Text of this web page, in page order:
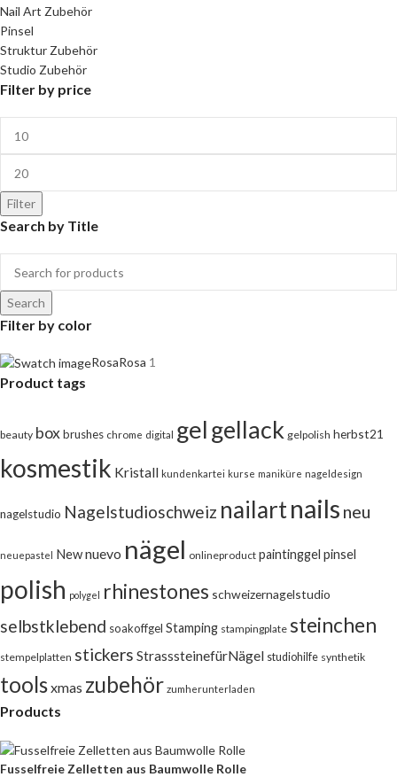
Nail Art Zubehör
Pinsel
Struktur Zubehör
Studio Zubehör
Filter by price
Filter
Search by Title
Search
Filter by color
RosaRosa 1
Product tags
beauty boxbrushes chrome digital gelgellack gelpolish herbst21
kosmestik Kristall kundenkartei kurse maniküre nageldesign
nagelstudio Nagelstudioschweiz nailartnails neu
neuepastel Newnuevo nägel onlineproduct paintinggel pinsel
polish polygel rhinestones schweizernagelstudio
selbstklebend soakoffgel Stamping stampingplate steinchen
stempelplatten stickers StrasssteinefürNägel studiohilfe synthetik
toolsxmas zubehör zumherunterladen
Products
Fusselfreie Zelletten aus Baumwolle Rolle